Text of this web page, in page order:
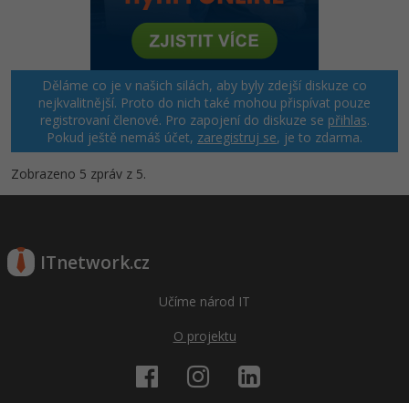
Děláme co je v našich silách, aby byly zdejší diskuze co
nejkvalitnější. Proto do nich také mohou přispívat pouze
registrovaní členové. Pro zapojení do diskuze se přihlas.
Pokud ještě nemáš účet, zaregistruj se, je to zdarma.
Zobrazeno 5 zpráv z 5.
ITnetwork.cz
Učíme národ IT
O projektu